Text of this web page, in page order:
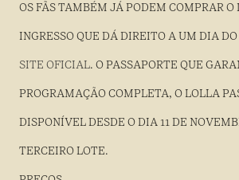
OS FÃS TAMBÉM JÁ PODEM COMPRAR O
INGRESSO QUE DÁ DIREITO A UM DIA
SITE OFICIAL. O PASSAPORTE QUE
PROGRAMAÇÃO COMPLETA, O LOLLA
DISPONÍVEL DESDE O DIA 11 DE
TERCEIRO LOTE.